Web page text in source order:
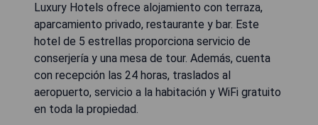
Luxury Hotels ofrece alojamiento con terraza,
aparcamiento privado, restaurante y bar. Este
hotel de 5 estrellas proporciona servicio de
conserjería y una mesa de tour. Además, cuenta
con recepción las 24 horas, traslados al
aeropuerto, servicio a la habitación y WiFi gratuito
en toda la propiedad.